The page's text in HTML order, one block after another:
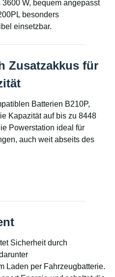
W, bequem angepasst
besonders
einsetzbar.
Zusatzakkus für
Batterien B210P,
Kapazität auf bis zu 8448
Powerstation ideal für
auch weit abseits des
Sicherheit durch
Laden per Fahrzeugbatterie.